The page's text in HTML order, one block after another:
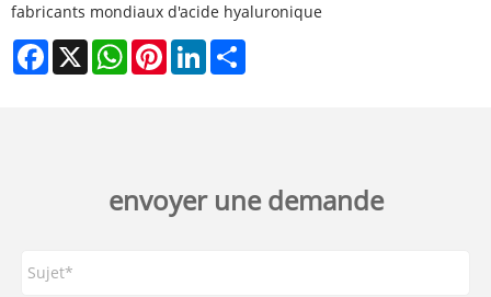
fabricants mondiaux d'acide hyaluronique
Facebook
X WhatsAppPinterestLinkedIn
envoyer une demande